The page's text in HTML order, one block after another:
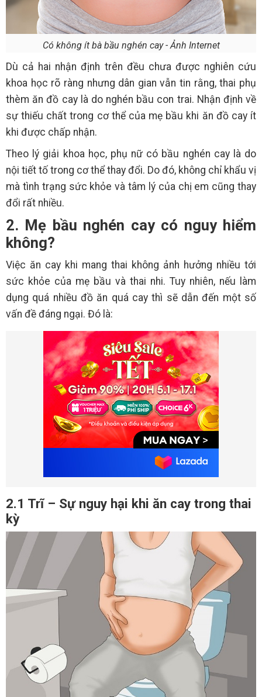
Có không ít bà bầu nghén cay - Ảnh Internet
Dù cả hai nhận định trên đều chưa được nghiên cứu
khoa học rõ ràng nhưng dân gian vẫn tin rằng, thai phụ
thèm ăn đồ cay là do nghén bầu con trai. Nhận định về
sự thiếu chất trong cơ thể của mẹ bầu khi ăn đồ cay ít
khi được chấp nhận.
Theo lý giải khoa học, phụ nữ có bầu nghén cay là do
nội tiết tố trong cơ thể thay đổi. Do đó, không chỉ khẩu vị
mà tình trạng sức khỏe và tâm lý của chị em cũng thay
đổi rất nhiều.
2. Mẹ bầu nghén cay có nguy hiểm
không?
Việc ăn cay khi mang thai không ảnh hưởng nhiều tới
sức khỏe của mẹ bầu và thai nhi. Tuy nhiên, nếu làm
dụng quá nhiều đồ ăn quá cay thì sẽ dẫn đến một số
vấn đề đáng ngại. Đó là:
2.1 Trĩ – Sự nguy hại khi ăn cay trong thai
kỳ